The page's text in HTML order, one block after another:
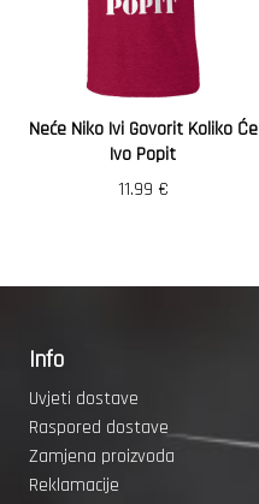
Neće Niko Ivi Govorit Koliko Će
Ivo Popit
11.99 €
Info
Uvjeti dostave
Raspored dostave
Zamjena proizvoda
Reklamacije